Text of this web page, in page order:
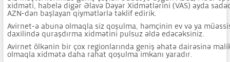
xidməti, habelə digər Əlavə Dəyər Xidmətlərini (VAS) ayda
AZN-dən başlayan qiymətlərlə təklif edirik.
Avirnet-ə abunə olmaqla siz qoşulma, həmçinin ev və ya
daxilində quraşdırma xidmətini pulsuz əldə edəcəksiniz.
Avirnet ölkənin bir çox regionlarında geniş əhatə dairəsinə
olmaqla xidmətə daha rahat qoşulma imkanı yaradır.